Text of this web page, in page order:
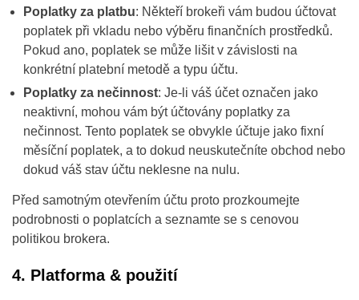
Poplatky za platbu: Někteří brokeři vám budou účtovat
poplatek při vkladu nebo výběru finančních prostředků.
Pokud ano, poplatek se může lišit v závislosti na
konkrétní platební metodě a typu účtu.
Poplatky za nečinnost: Je-li váš účet označen jako
neaktivní, mohou vám být účtovány poplatky za
nečinnost. Tento poplatek se obvykle účtuje jako fixní
měsíční poplatek, a to dokud neuskutečníte obchod nebo
dokud váš stav účtu neklesne na nulu.
Před samotným otevřením účtu proto prozkoumejte
podrobnosti o poplatcích a seznamte se s cenovou
politikou brokera.
4. Platforma & použití